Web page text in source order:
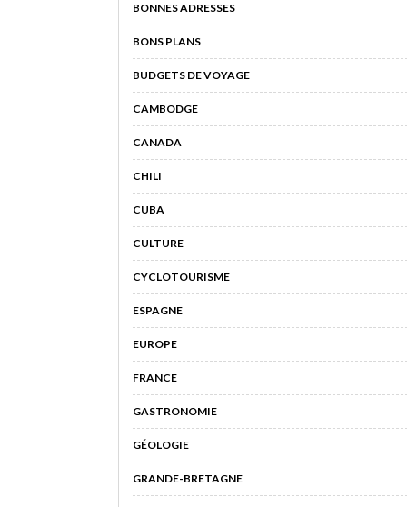
BONNES ADRESSES
BONS PLANS
BUDGETS DE VOYAGE
CAMBODGE
CANADA
CHILI
CUBA
CULTURE
CYCLOTOURISME
ESPAGNE
EUROPE
FRANCE
GASTRONOMIE
GÉOLOGIE
GRANDE-BRETAGNE